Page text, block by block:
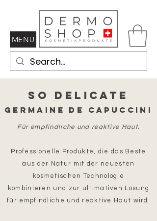
MENU
So Delicate
Germaine de Capuccini
Für empfindliche und reaktive Haut.
Professionelle Produkte, die das Beste
aus der Natur mit der neuesten
kosmetischen Technologie
kombinieren und zur ultimativen Lösung
für empfindliche und reaktive Haut wird.